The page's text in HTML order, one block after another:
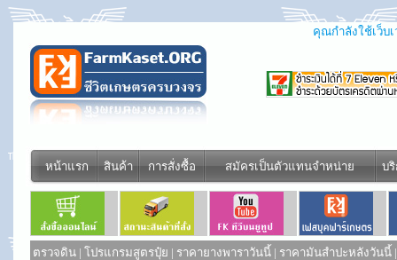
คุณกำลังใช้เว็บ
หน้าแรก สินค้า การสั่งซื้อ สมัครเป็นตัวแทนจำหน่าย บ
ตรวจดิน | โปรแกรมสูตรปุ๋ย | ราคายางพาราวันนี้ | ราคามันสำปะหลังวันนี้